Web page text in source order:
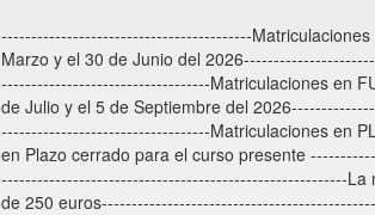
------------------------------------------
Marzo y el 30 de Junio del
-----------------------------------Matriculaciones en
de Julio y el 5 de Septiembre del
-----------------------------------Matriculaciones en
en Plazo cerrado para el curso presente
----------------------------------------------------------La
de 250